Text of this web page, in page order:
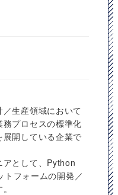
生産領域において
プロセスの標準化
開している企業で
アとして、Python
フォームの開発／